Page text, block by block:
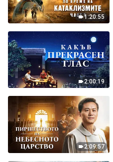
1:20:55
2:00:19
2:09:57